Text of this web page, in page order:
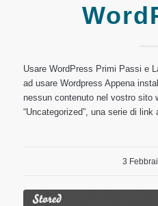
Usare WordPress Primi Passi e
ad usare Wordpress Appena
nessun contenuto nel vostro sito
“Uncategorized”, una serie di link
3